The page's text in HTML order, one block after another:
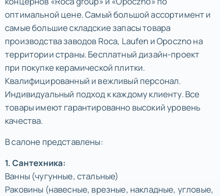
оптимальной цене. Самый большой ассортимент и
самые большие складские запасы товара
производства заводов Roca, Laufen и Оpoczno на
территории страны. Бесплатный дизайн-проект
при покупке керамической плитки.
Квалифицированный и вежливый персонал.
Индивидуальный подход к каждому клиенту. Все
товары имеют гарантированно высокий уровень
качества.
В салоне представлены:
1. Сантехника:
Ванны (чугунные, стальные)
Раковины (навесные, врезные, накладные, угловые,